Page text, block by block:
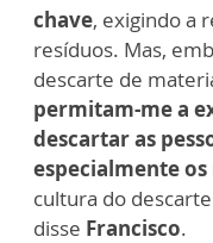
chave, exigindo a
resíduos. Mas,
descarte de
permitam-me a
descartar as
especialmente
cultura do
disse Francisco.